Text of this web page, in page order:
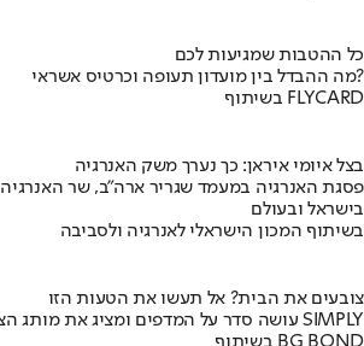
כל ההטבות שמגיעות לכם
מה ההבדל בין מועדון תעופה וכרטיס אשראי?
בשיתוף FLYCARD
בצל איומי איראן: כך נערך משק האנרגיה
פסגת האנרגיה במעמד שגריר ארה"ב, שר האנרגיה
בישראל ובעולם
בשיתוף המכון הישראלי לאנרגיה ולסביבה
צובעים את הבית? אל תעשו את הטעות הזו
מומחה BG BOND עושה סדר על המדפים ומציג את מותג הצבע SIMPLY